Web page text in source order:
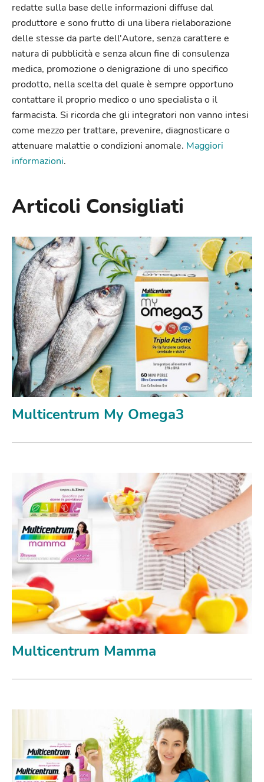
redatte sulla base delle informazioni diffuse dal
produttore e sono frutto di una libera rielaborazione
delle stesse da parte dell'Autore, senza carattere e
natura di pubblicità e senza alcun fine di consulenza
medica, promozione o denigrazione di uno specifico
prodotto, nella scelta del quale è sempre opportuno
contattare il proprio medico o uno specialista o il
farmacista. Si ricorda che gli integratori non vanno intesi
come mezzo per trattare, prevenire, diagnosticare o
attenuare malattie o condizioni anomale. Maggiori
informazioni.
Articoli Consigliati
Multicentrum My Omega3
Multicentrum Mamma